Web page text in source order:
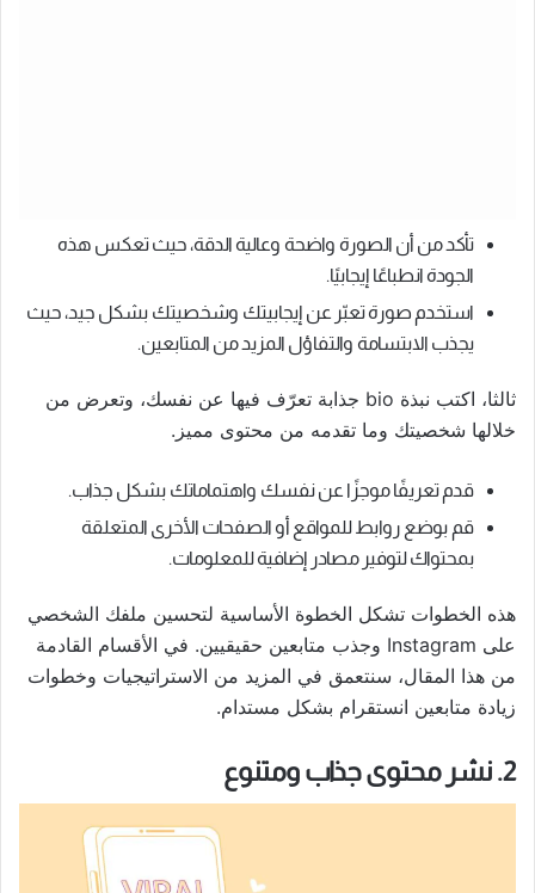
تأكد من أن الصورة واضحة وعالية الدقة، حيث تعكس هذه
الجودة انطباعًا إيجابيًا.
استخدم صورة تعبّر عن إيجابيتك وشخصيتك بشكل جيد، حيث
يجذب الابتسامة والتفاؤل المزيد من المتابعين.
ثالثا، اكتب نبذة bio جذابة تعرّف فيها عن نفسك، وتعرض من
خلالها شخصيتك وما تقدمه من محتوى مميز.
قدم تعريفًا موجزًا عن نفسك واهتماماتك بشكل جذاب.
قم بوضع روابط للمواقع أو الصفحات الأخرى المتعلقة
بمحتواك لتوفير مصادر إضافية للمعلومات.
هذه الخطوات تشكل الخطوة الأساسية لتحسين ملفك الشخصي
على Instagram وجذب متابعين حقيقيين. في الأقسام القادمة
من هذا المقال، سنتعمق في المزيد من الاستراتيجيات وخطوات
زيادة متابعين انستقرام بشكل مستدام.
2. نشر محتوى جذاب ومتنوع